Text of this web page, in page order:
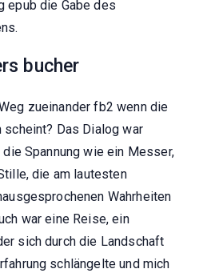
epub die Gabe des
bucher
zueinander fb2 wenn die
scheint? Das Dialog war
Spannung wie ein Messer,
die am lautesten
Wahrheiten
war eine Reise, ein
sich durch die Landschaft
schlängelte und mich